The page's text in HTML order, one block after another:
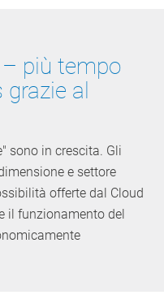
– più tempo
al
sono in crescita. Gli
e settore
offerte dal Cloud
il funzionamento del